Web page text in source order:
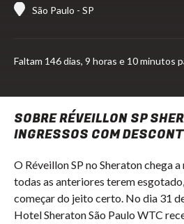
São Paulo - SP
Faltam 146 dias, 9 horas e 10 minutos
SOBRE RÉVEILLON SP
INGRESSOS COM
O Réveillon SP no Sheraton chega
todas as anteriores terem
começar do jeito certo. No dia 31
Hotel Sheraton São Paulo WTC